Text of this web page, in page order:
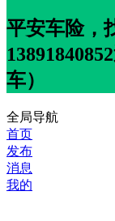
平安车险，
车）
全局导航
首页
发布
消息
我的